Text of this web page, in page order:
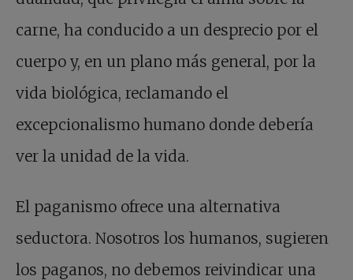
carne, ha conducido a un desprecio por el
cuerpo y, en un plano más general, por la
vida biológica, reclamando el
excepcionalismo humano donde debería
ver la unidad de la vida.
El paganismo ofrece una alternativa
seductora. Nosotros los humanos, sugieren
los paganos, no debemos reivindicar una